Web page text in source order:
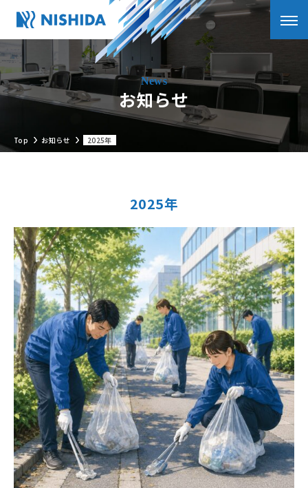
お知らせ
Top お知らせ 2025年
2025年